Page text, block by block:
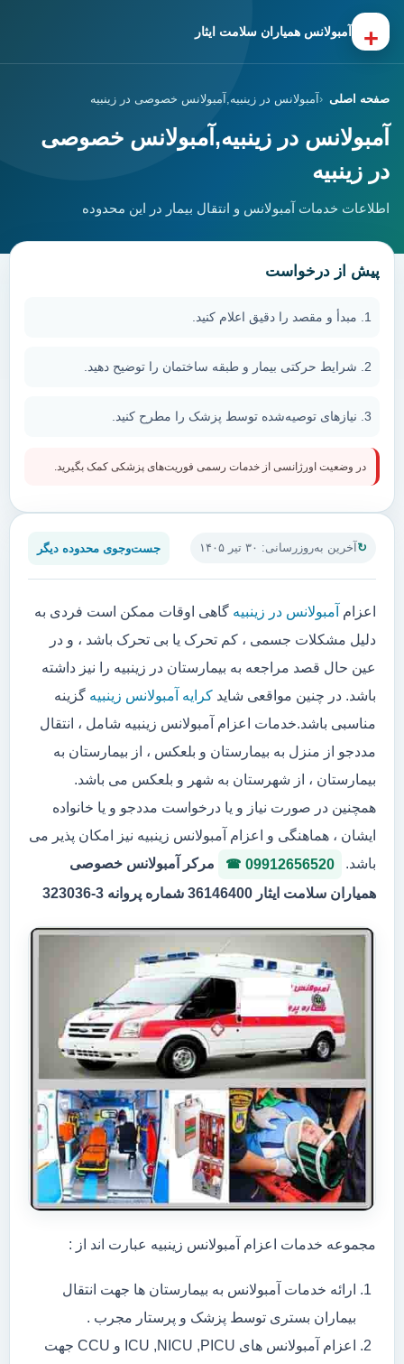
+ آمبولانس همیاران سلامت ایثار
صفحه اصلی آمبولانس در زینبیه,آمبولانس خصوصی در زینبیه
آمبولانس در زینبیه,آمبولانس خصوصی
در زینبیه
اطلاعات خدمات آمبولانس و انتقال بیمار در این محدوده
آخرین به‌روزرسانی: ۳۰ تیر ۱۴۰۵ جست‌وجوی محدوده دیگر
اعزام آمبولانس در زینبیه گاهی اوقات ممکن است فردی به
دلیل مشکلات جسمی ، کم تحرک یا بی تحرک باشد ، و در
عین حال قصد مراجعه به بیمارستان در زینبیه را نیز داشته
باشد. در چنین مواقعی شاید کرایه آمبولانس زینبیه گزینه
مناسبی باشد.خدمات اعزام آمبولانس زینبیه شامل ، انتقال
مددجو از منزل به بیمارستان و بلعکس ، از بیمارستان به
بیمارستان ، از شهرستان به شهر و بلعکس می باشد.
همچنین در صورت نیاز و یا درخواست مددجو و یا خانواده
ایشان ، هماهنگی و اعزام آمبولانس زینبیه نیز امکان پذیر می
باشد.
09912656520
مرکر آمبولانس خصوصی
همیاران سلامت ایثار 36146400 شماره پروانه 3-323036
مجموعه خدمات اعزام آمبولانس زینبیه عبارت اند از :
ارائه خدمات آمبولانس به بیمارستان ها جهت انتقال
بیماران بستری توسط پزشک و پرستار مجرب .
اعزام آمبولانس های ICU ,NICU ,PICU و CCU جهت
پیش از درخواست
مبدأ و مقصد را دقیق اعلام کنید.
شرایط حرکتی بیمار و طبقه ساختمان را توضیح دهید.
نیازهای توصیه‌شده توسط پزشک را مطرح کنید.
در وضعیت اورژانسی از خدمات رسمی فوریت‌های پزشکی کمک بگیرید.